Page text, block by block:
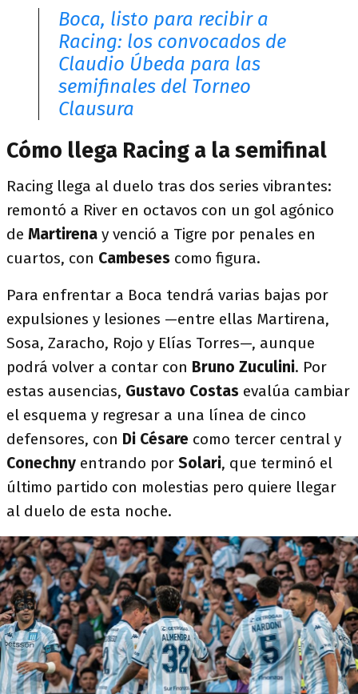
Boca, listo para recibir a
Racing: los convocados de
Claudio Úbeda para las
semifinales del Torneo
Clausura
Cómo llega Racing a la semifinal
Racing llega al duelo tras dos series vibrantes:
remontó a River en octavos con un gol agónico
de Martirena y venció a Tigre por penales en
cuartos, con Cambeses como figura.
Para enfrentar a Boca tendrá varias bajas por
expulsiones y lesiones —entre ellas Martirena,
Sosa, Zaracho, Rojo y Elías Torres—, aunque
podrá volver a contar con Bruno Zuculini. Por
estas ausencias, Gustavo Costas evalúa cambiar
el esquema y regresar a una línea de cinco
defensores, con Di Césare como tercer central y
Conechny entrando por Solari, que terminó el
último partido con molestias pero quiere llegar
al duelo de esta noche.